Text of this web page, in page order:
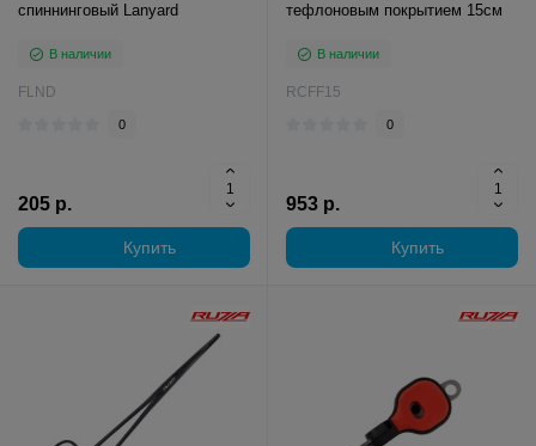
спиннинговый Lanyard
В наличии
FLND
0
205 р.
Купить
тефлоновым покрытием 15см
В наличии
RCFF15
0
953 р.
Купить